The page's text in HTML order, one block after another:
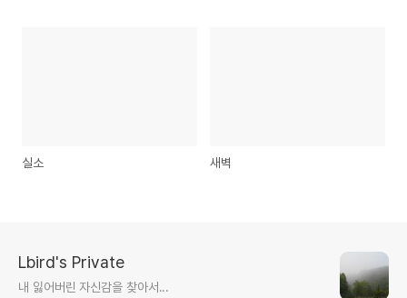
실소 새벽
Lbird's Private
내 잃어버린 자신감을 찾아서...